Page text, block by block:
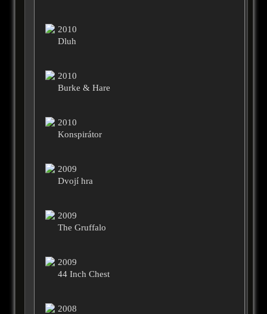
2010
Dluh
2010
Burke & Hare
2010
Konspirátor
2009
Dvojí hra
2009
The Gruffalo
2009
44 Inch Chest
2008